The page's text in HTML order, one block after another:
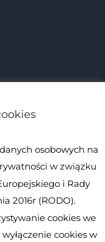
osobowych na
w związku
i Rady
2016r (RODO).
cookies we
cookies w